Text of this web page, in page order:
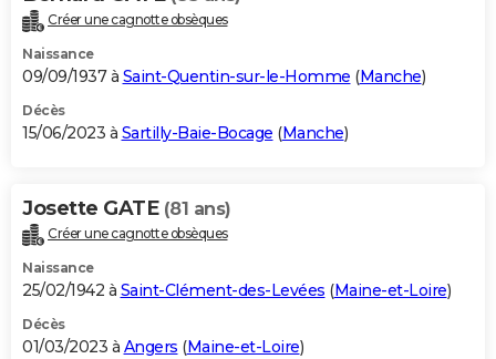
Créer une cagnotte obsèques
Naissance
09/09/1937 à Saint-Quentin-sur-le-Homme (Manche)
Décès
15/06/2023 à Sartilly-Baie-Bocage (Manche)
Josette GATE (81 ans)
Créer une cagnotte obsèques
Naissance
25/02/1942 à Saint-Clément-des-Levées (Maine-et-Loire)
Décès
01/03/2023 à Angers (Maine-et-Loire)